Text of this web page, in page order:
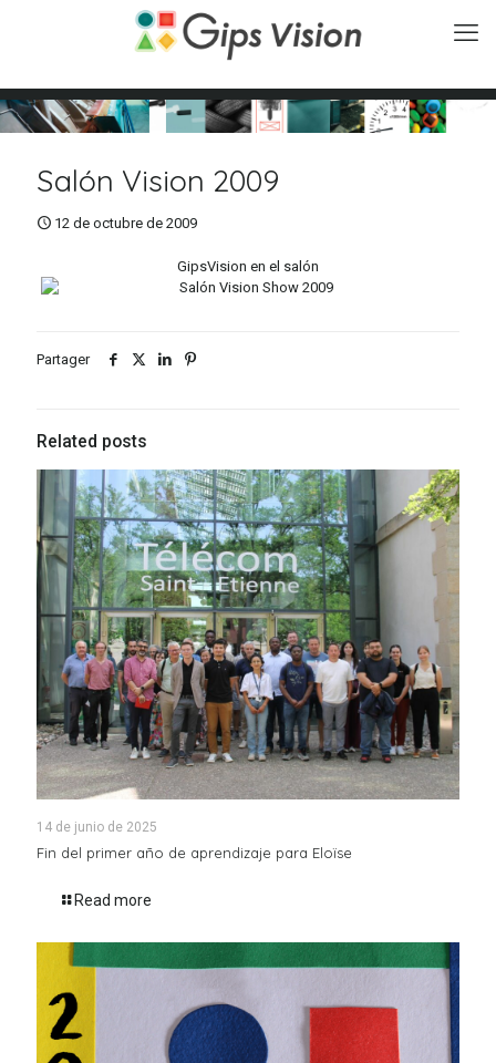
Salón Vision 2009
12 de octubre de 2009
GipsVision en el salón
Partager
Related posts
14 de junio de 2025
Fin del primer año de aprendizaje para Eloïse
Read more